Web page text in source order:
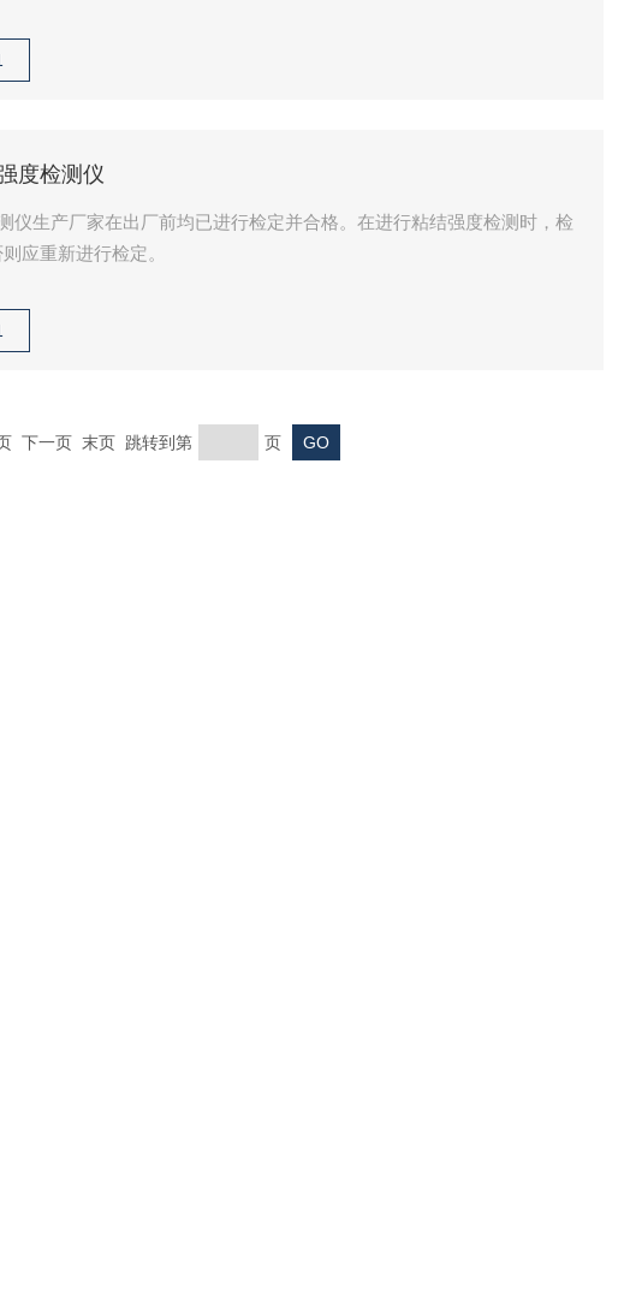
计为6.000kN，以确保检测各种粘结力时的检测精度。手动油泵与穿心
度检测仪
仪生产厂家在出厂前均已进行检定并合格。在进行粘结强度检测时，检
应重新进行检定。
下一页 末页 跳转到第 页